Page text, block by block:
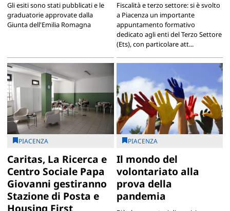
Gli esiti sono stati pubblicati e le
graduatorie approvate dalla
Giunta dell'Emilia Romagna
Fiscalità e terzo settore: si è svolto
a Piacenza un importante
appuntamento formativo
dedicato agli enti del Terzo Settore
(Ets), con particolare att...
PIACENZA
Caritas, La Ricerca e
Centro Sociale Papa
Giovanni gestiranno
Stazione di Posta e
Housing First
PIACENZA
Il mondo del
volontariato alla
prova della
pandemia